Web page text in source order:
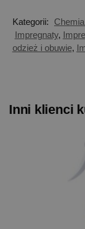
Kategorii:
Impregnaty,
odzież i obuwie,
Inni klienci